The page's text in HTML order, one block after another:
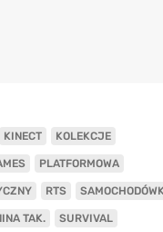
KINECT KOLEKCJE
PLATFORMOWA
RTS
TAK. SURVIVAL